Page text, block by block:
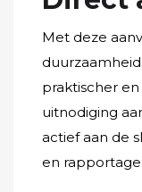
Met deze
praktischer
uitnodiging
actief aan de
en rapportage.